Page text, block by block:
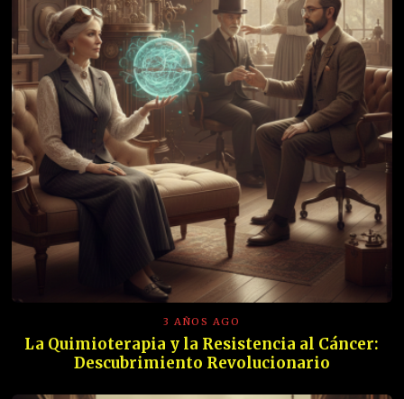
3 AÑOS AGO
La Quimioterapia y la Resistencia al Cáncer:
Descubrimiento Revolucionario